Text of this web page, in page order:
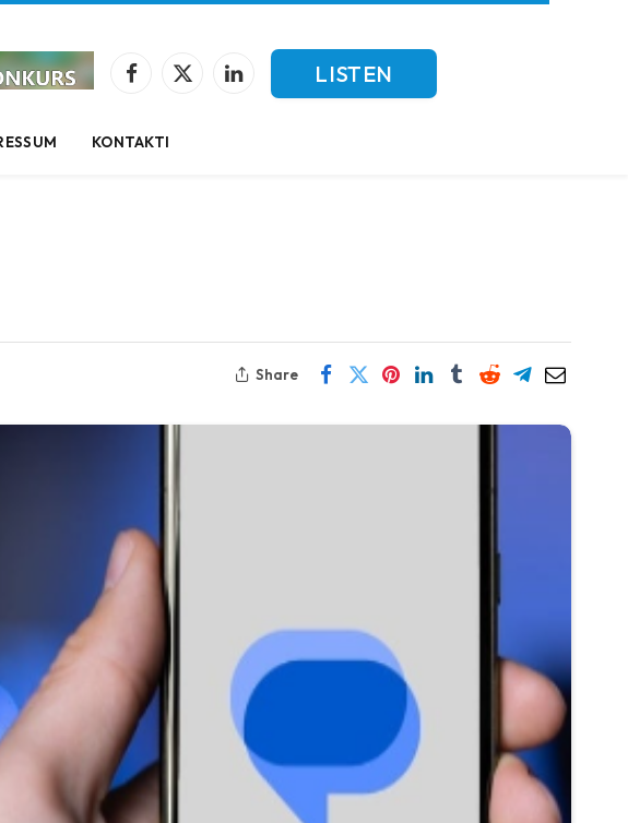
Facebook
X
LinkedIn
LISTEN
KONTAKTI
Share